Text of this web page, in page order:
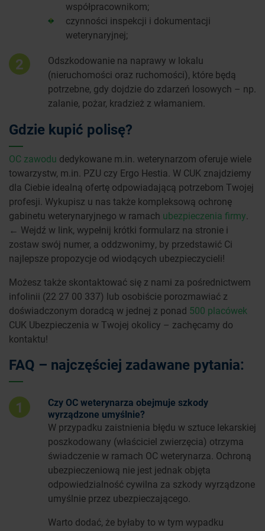
współpracownikom;
czynności inspekcji i dokumentacji
weterynaryjnej;
2
Odszkodowanie na naprawy w lokalu
(nieruchomości oraz ruchomości), które będą
potrzebne, gdy dojdzie do zdarzeń losowych – np.
zalanie, pożar, kradzież z włamaniem.
Gdzie kupić polisę?
OC zawodu dedykowane m.in. weterynarzom oferuje wiele
towarzystw, m.in. PZU czy Ergo Hestia. W CUK znajdziemy
dla Ciebie idealną ofertę odpowiadającą potrzebom Twojej
profesji. Wykupisz u nas także kompleksową ochronę
gabinetu weterynaryjnego w ramach ubezpieczenia firmy
← Wejdź w link, wypełnij krótki formularz na stronie i
zostaw swój numer, a oddzwonimy, by przedstawić Ci
najlepsze propozycje od wiodących ubezpieczycieli!
Możesz także skontaktować się z nami za pośrednictwem
infolinii (22 27 00 337) lub osobiście porozmawiać z
doświadczonym doradcą w jednej z ponad 500 placówek
CUK Ubezpieczenia w Twojej okolicy – zachęcamy do
kontaktu!
FAQ – najczęściej zadawane pytania:
1
Czy OC weterynarza obejmuje szkody
wyrządzone umyślnie?
W przypadku zaistnienia błędu w sztuce lekarskiej
poszkodowany (właściciel zwierzęcia) otrzyma
świadczenie w ramach OC weterynarza. Ochroną
ubezpieczeniową nie jest jednak objęta
odpowiedzialność cywilna za szkody wyrządzone
umyślnie przez ubezpieczającego.
Warto dodać, że byłaby to w tym wypadku